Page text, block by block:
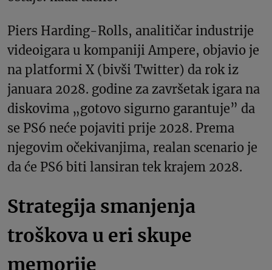
Piers Harding-Rolls, analitičar industrije
videoigara u kompaniji Ampere, objavio je
na platformi X (bivši Twitter) da rok iz
januara 2028. godine za završetak igara na
diskovima „gotovo sigurno garantuje” da
se PS6 neće pojaviti prije 2028. Prema
njegovim očekivanjima, realan scenario je
da će PS6 biti lansiran tek krajem 2028.
Strategija smanjenja
troškova u eri skupe
memorije